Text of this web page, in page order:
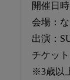
開催日
会場：
出演：
チケッ
※3歳以